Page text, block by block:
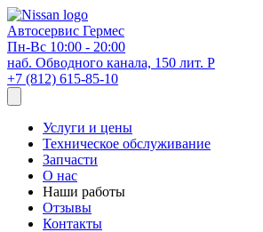
Автосервис Гермес
Пн-Вс 10:00 - 20:00
наб. Обводного канала, 150 лит. Р
+7 (812) 615-85-10
Услуги и цены
Техническое обслуживание
Запчасти
О нас
Наши работы
Отзывы
Контакты